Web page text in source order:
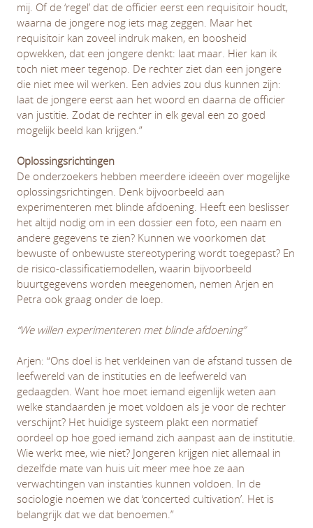
mij. Of de ‘regel’ dat de officier eerst een requisitoir houdt,
waarna de jongere nog iets mag zeggen. Maar het
requisitoir kan zoveel indruk maken, en boosheid
opwekken, dat een jongere denkt: laat maar. Hier kan ik
toch niet meer tegenop. De rechter ziet dan een jongere
die niet mee wil werken. Een advies zou dus kunnen zijn:
laat de jongere eerst aan het woord en daarna de officier
van justitie. Zodat de rechter in elk geval een zo goed
mogelijk beeld kan krijgen.”
Oplossingsrichtingen
De onderzoekers hebben meerdere ideeën over mogelijke
oplossingsrichtingen. Denk bijvoorbeeld aan
experimenteren met blinde afdoening. Heeft een beslisser
het altijd nodig om in een dossier een foto, een naam en
andere gegevens te zien? Kunnen we voorkomen dat
bewuste of onbewuste stereotypering wordt toegepast? En
de risico-classificatiemodellen, waarin bijvoorbeeld
buurtgegevens worden meegenomen, nemen Arjen en
Petra ook graag onder de loep.
“We willen experimenteren met blinde afdoening”
Arjen: “Ons doel is het verkleinen van de afstand tussen de
leefwereld van de instituties en de leefwereld van
gedaagden. Want hoe moet iemand eigenlijk weten aan
welke standaarden je moet voldoen als je voor de rechter
verschijnt? Het huidige systeem plakt een normatief
oordeel op hoe goed iemand zich aanpast aan de institutie.
Wie werkt mee, wie niet? Jongeren krijgen niet allemaal in
dezelfde mate van huis uit meer mee hoe ze aan
verwachtingen van instanties kunnen voldoen. In de
sociologie noemen we dat ‘concerted cultivation’. Het is
belangrijk dat we dat benoemen.”